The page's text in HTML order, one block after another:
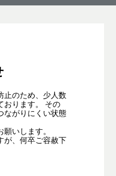
止のため、少人数
おります。 その
ながりにくい状態
いします。
が、何卒ご容赦下